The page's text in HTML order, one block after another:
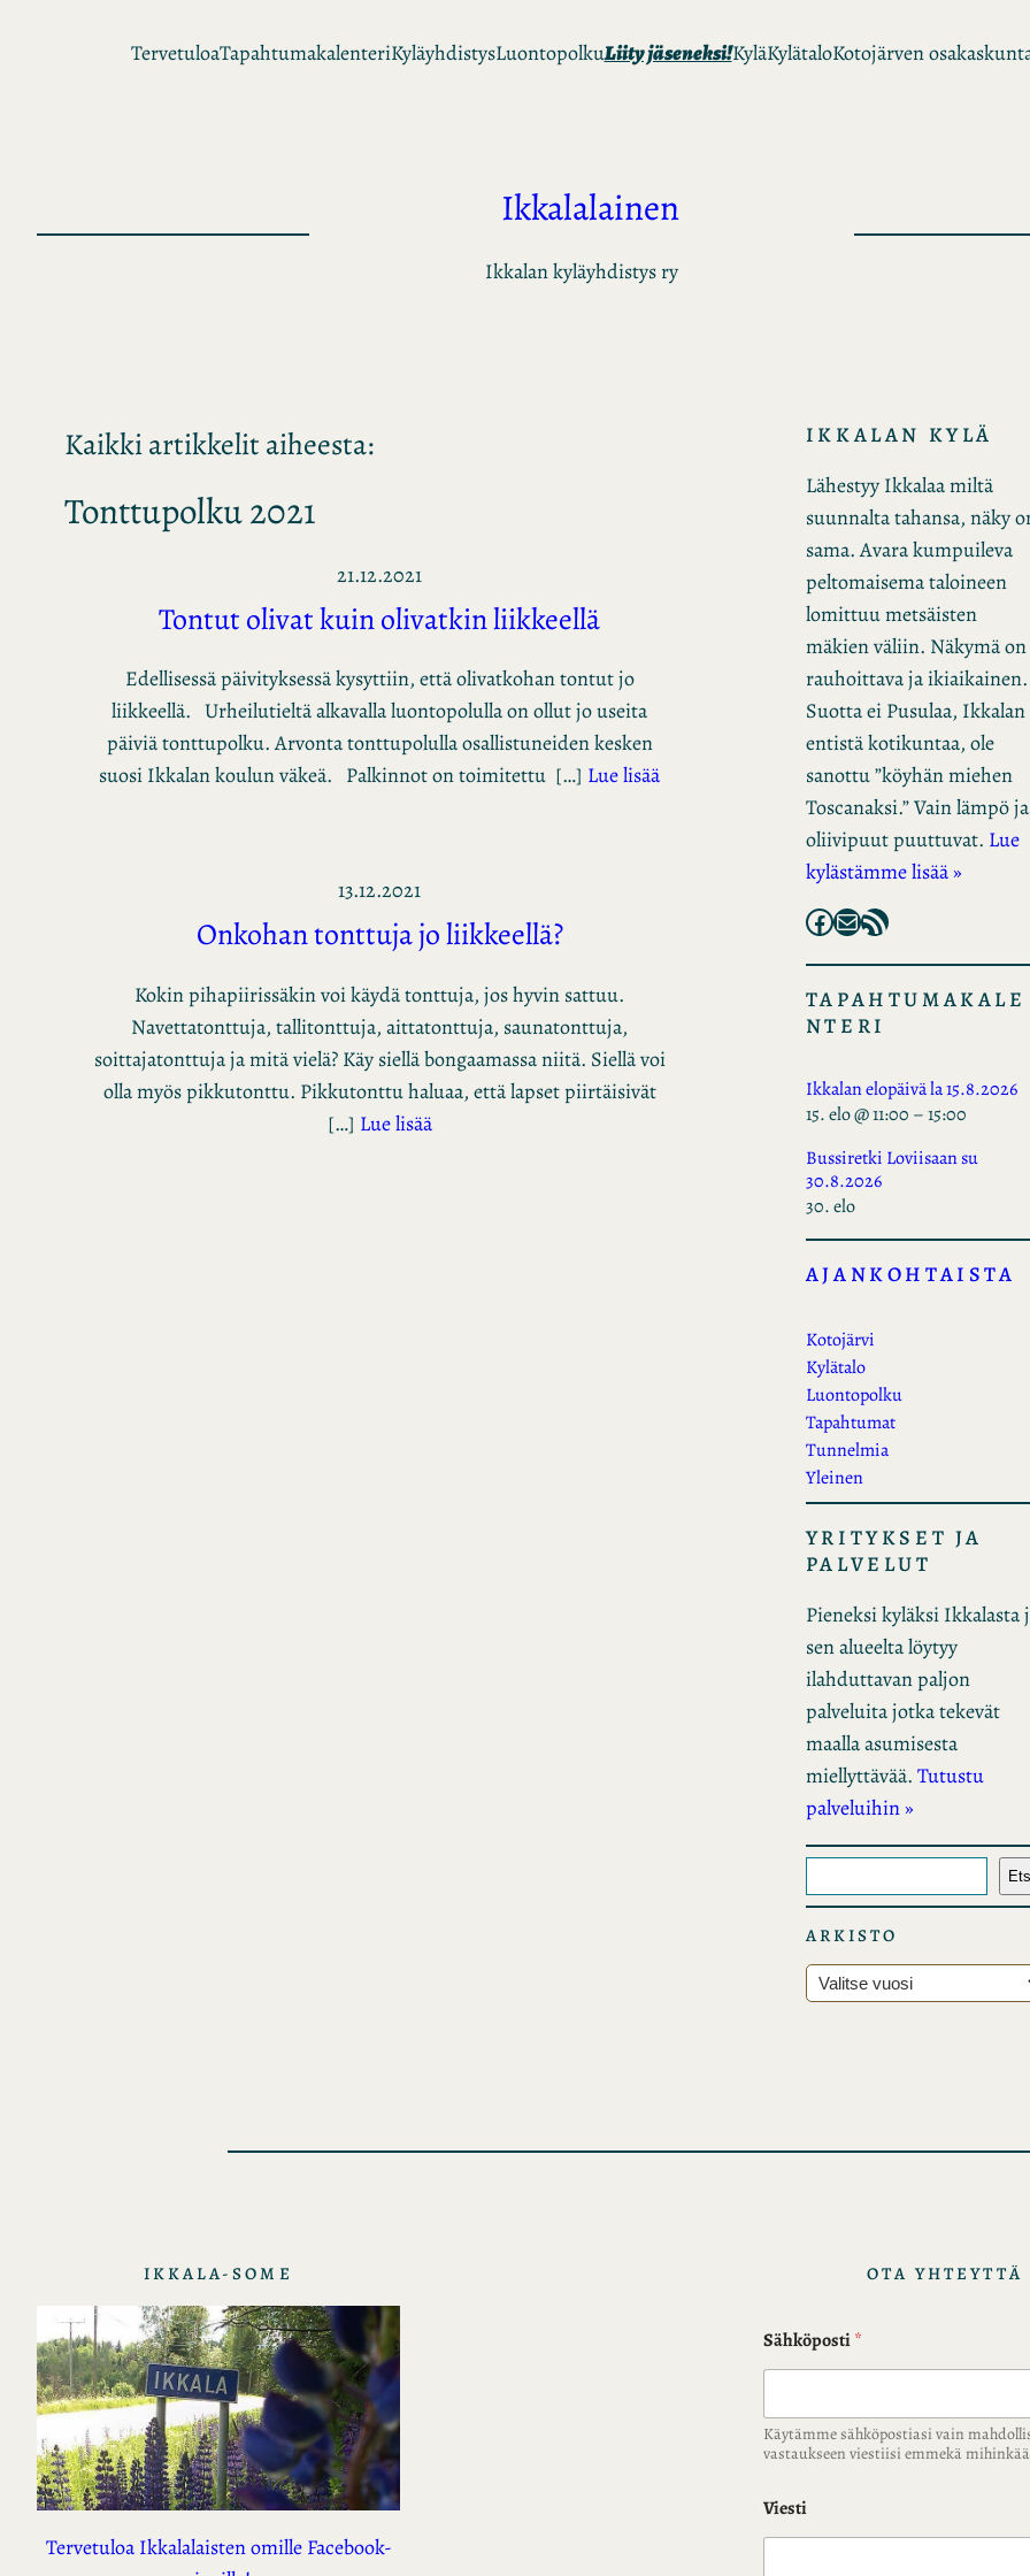
TervetuloaTapahtumakalenteriKyläyhdistysLuontopolkuLiity jäseneksi!KyläKylätaloKotojärven
Ikkalalainen
Ikkalan kyläyhdistys ry
Kaikki artikkelit aiheesta:
Tonttupolku 2021
21.12.2021
Tontut olivat kuin olivatkin liikkeellä
Edellisessä päivityksessä kysyttiin, että olivatkohan tontut jo
liikkeellä. Urheilutieltä alkavalla luontopolulla on ollut jo useita
päiviä tonttupolku. Arvonta tonttupolulla osallistuneiden kesken
suosi Ikkalan koulun väkeä. Palkinnot on toimitettu […] Lue lisää
13.12.2021
Onkohan tonttuja jo liikkeellä?
Kokin pihapiirissäkin voi käydä tonttuja, jos hyvin sattuu.
Navettatonttuja, tallitonttuja, aittatonttuja, saunatonttuja,
soittajatonttuja ja mitä vielä? Käy siellä bongaamassa niitä. Siellä voi
olla myös pikkutonttu. Pikkutonttu haluaa, että lapset piirtäisivät
[…] Lue lisää
IKKALAN KYLÄ
Lähestyy Ikkalaa miltä
suunnalta tahansa, näky
sama. Avara kumpuileva
peltomaisema taloineen
lomittuu metsäisten
mäkien väliin. Näkymä on
rauhoittava ja ikiaikainen.
Suotta ei Pusulaa, Ikkalan
entistä kotikuntaa, ole
sanottu ”köyhän miehen
Toscanaksi.” Vain lämpö ja
oliivipuut puuttuvat. Lue
kylästämme lisää »
Facebook Mail RSS Feed
TAPAHTUMAKALE
NTERI
Ikkalan elopäivä la 15.8.2026
15. elo @ 11:00 –15:00
Bussiretki Loviisaan su
30.8.2026
30. elo
AJANKOHTAISTA
Kotojärvi
Kylätalo
Luontopolku
Tapahtumat
Tunnelmia
Yleinen
YRITYKSET JA
PALVELUT
Pieneksi kyläksi Ikkalasta
sen alueelta löytyy
ilahduttavan paljon
palveluita jotka tekevät
maalla asumisesta
miellyttävää. Tutustu
palveluihin »
t
s
i
ARKISTO
r
IKKALA-SOME
Tervetuloa Ikkalalaisten omille Facebook-
OTA YHTEYTTÄ
Sähköposti*
Käytämme sähköpostiasi vain
vastaukseen viestiisi emmekä
Viesti